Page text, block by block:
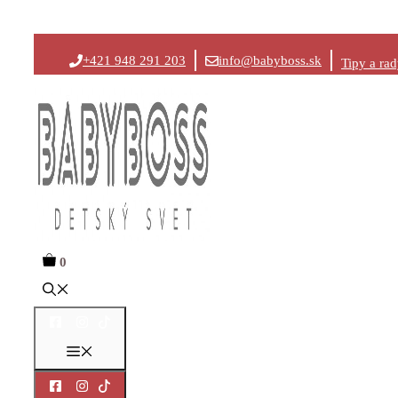
na
+421 948 291 203 info@babyboss.sk Tipy a
0